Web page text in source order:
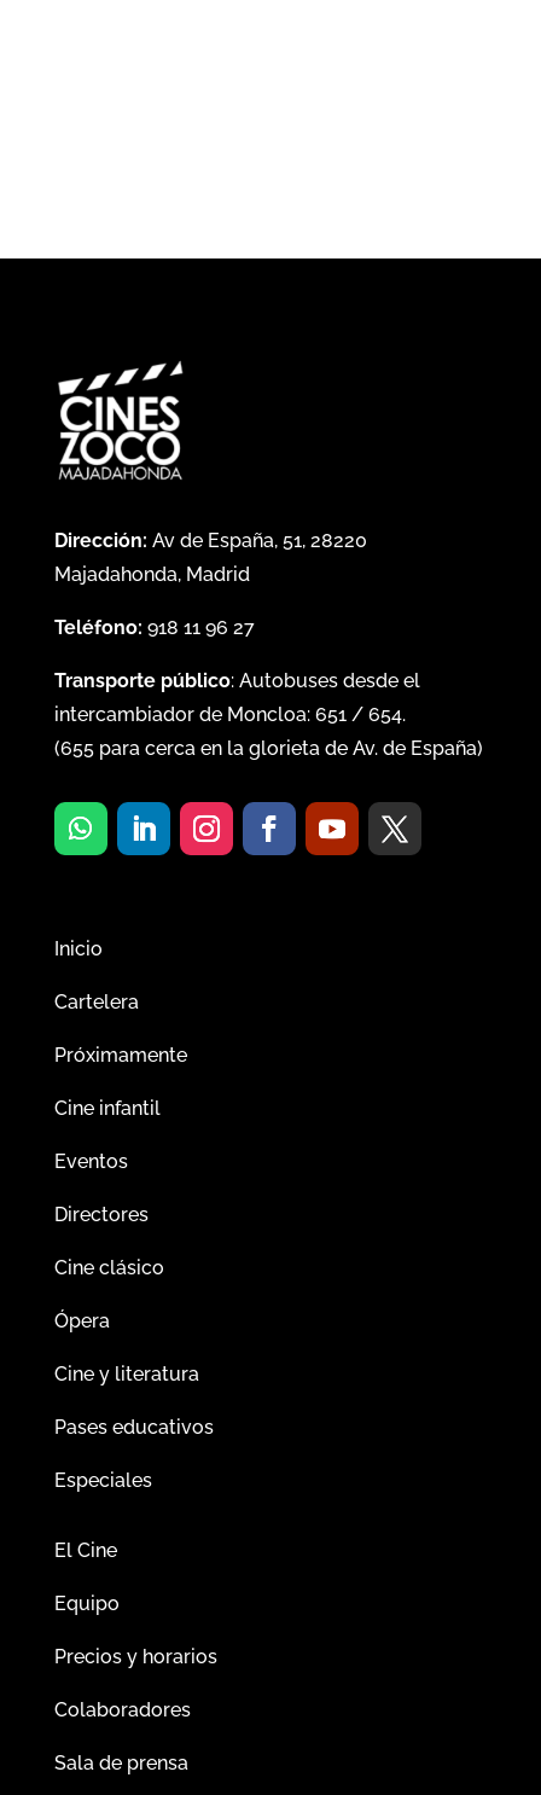
Dirección: Av de España, 51, 28220
Majadahonda, Madrid
Teléfono: 918 11 96 27
Transporte público: Autobuses desde el
intercambiador de Moncloa: 651/ 654.
(655para cerca en la glorieta de Av. de España)
Inicio
Cartelera
Próximamente
Cine infantil
Eventos
Directores
Cine clásico
Ópera
Cine y literatura
Pases educativos
Especiales
El Cine
Equipo
Precios y horarios
Colaboradores
Sala de prensa